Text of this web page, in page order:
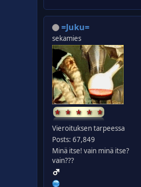
=Juku=
sekamies
Vieroituksen tarpeessa
Posts: 67,849
Minä itse! vain minä itse?
vain???